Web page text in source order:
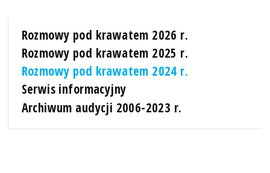
Rozmowy pod krawatem 2026 r.
Rozmowy pod krawatem 2025 r.
Rozmowy pod krawatem 2024 r.
Serwis informacyjny
Archiwum audycji 2006-2023 r.